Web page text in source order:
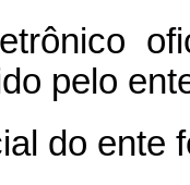
pelo
do ente